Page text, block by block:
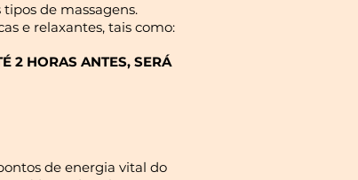
de massagens.
e relaxantes, tais como:
2 HORAS ANTES, SERÁ
de energia vital do